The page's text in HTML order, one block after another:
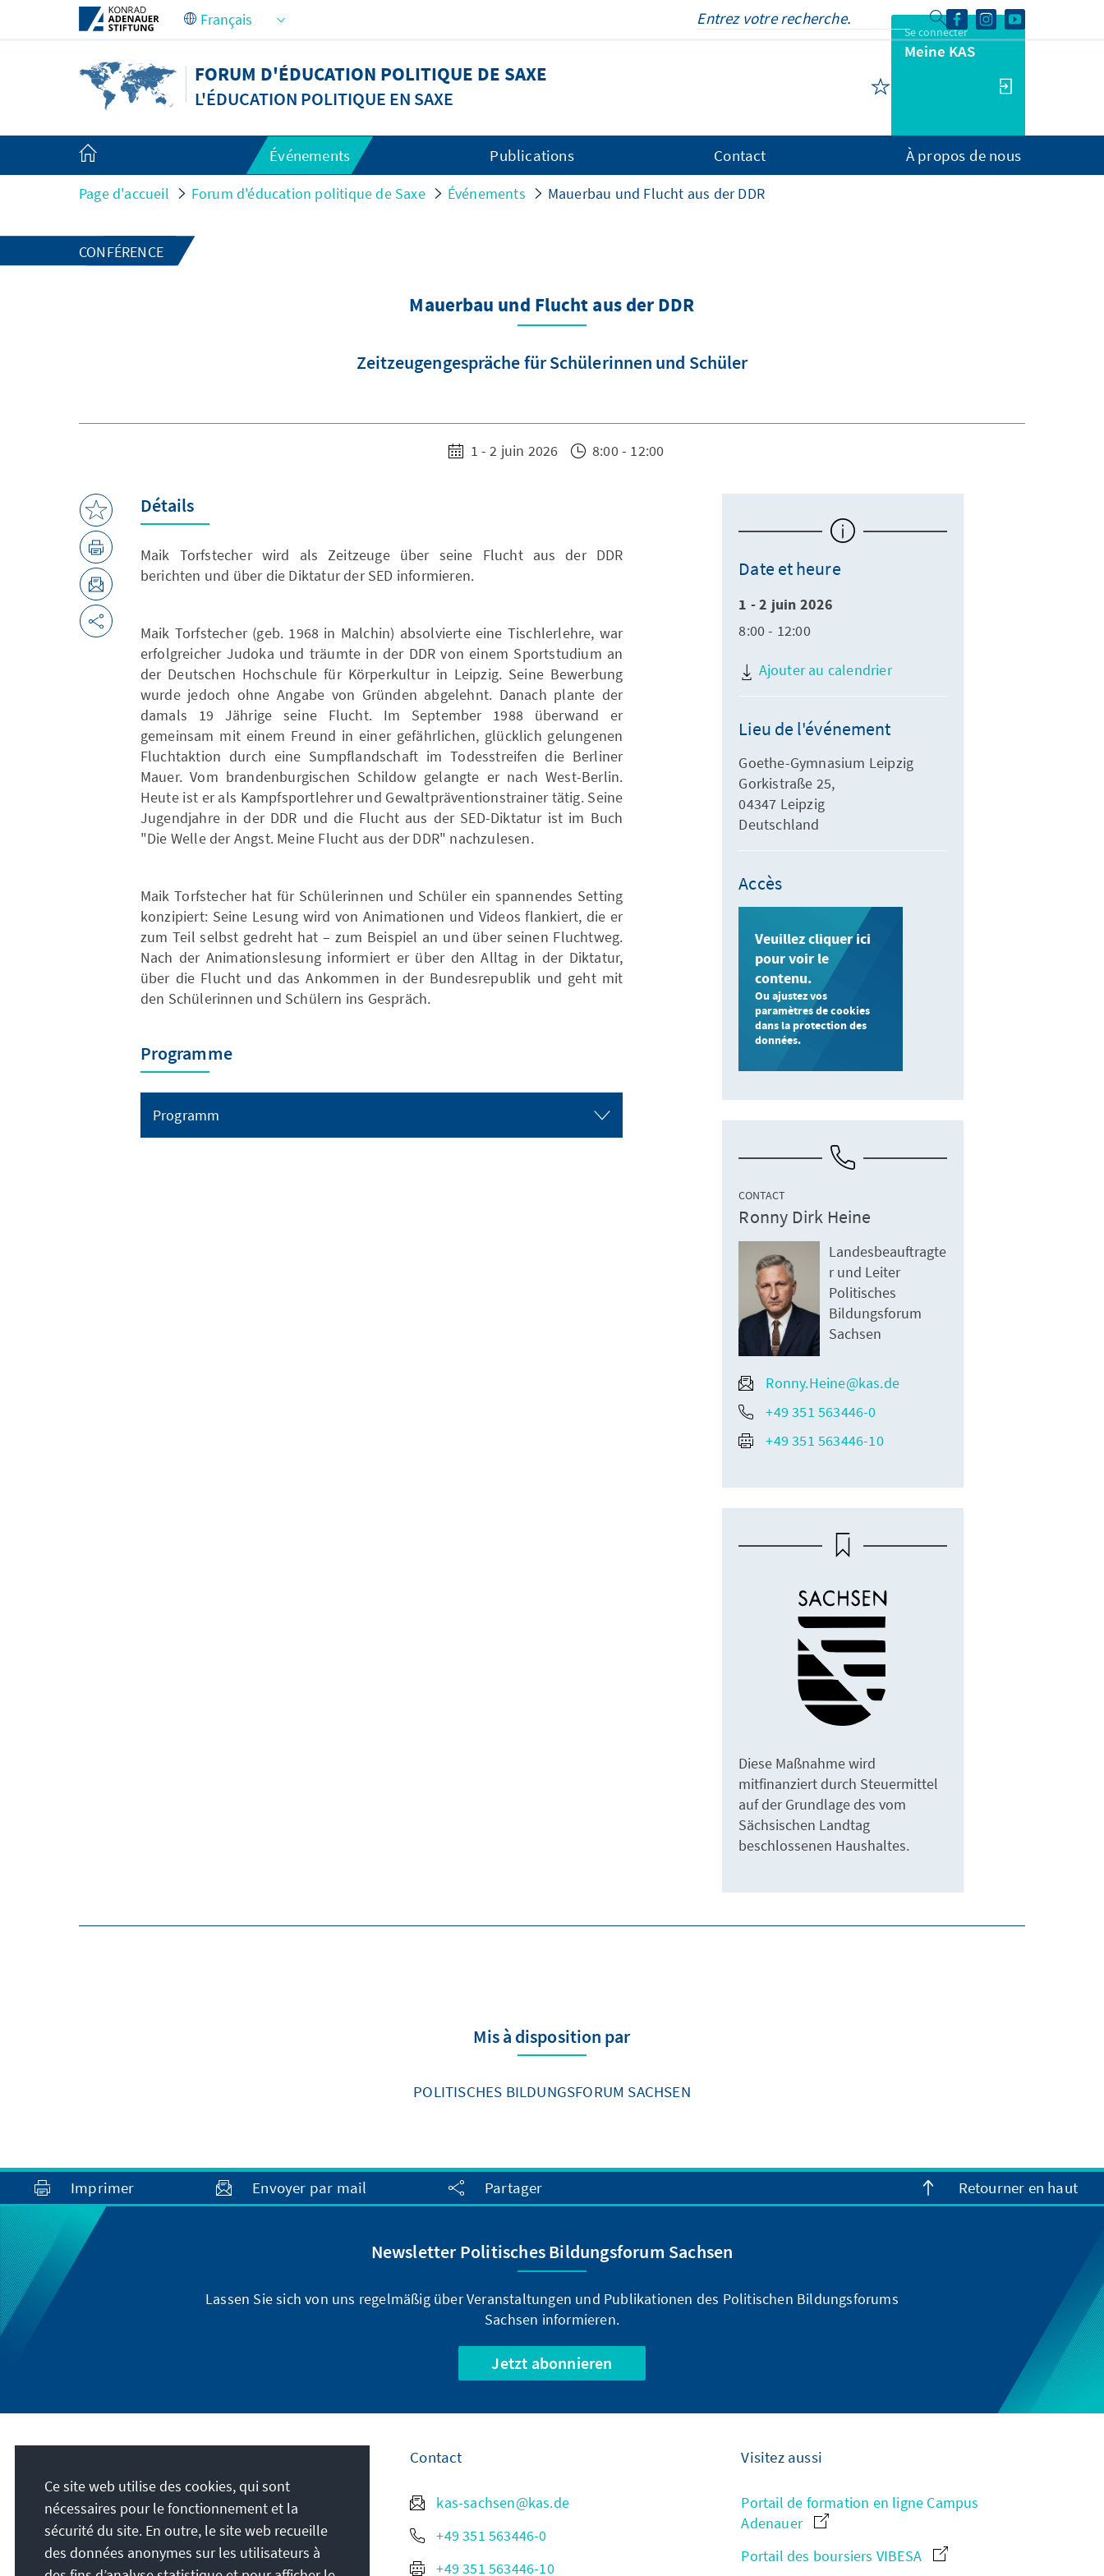
Saut au contenu principal
FORUM D'ÉDUCATION POLITIQUE DE SAXE
L'ÉDUCATION POLITIQUE EN SAXE
Se connecter
Meine KAS
Événements Publications Contact À propos de nous
Page d'accueil Forum d'éducation politique de Saxe Événements Mauerbau und Flucht aus der DDR
CONFÉRENCE
Mauerbau und Flucht aus der DDR
Zeitzeugengespräche für Schülerinnen und Schüler
1 - 2 juin 2026 8:00 - 12:00
Détails
Maik Torfstecher wird als Zeitzeuge über seine Flucht aus der DDR
berichten und über die Diktatur der SED informieren.
Maik Torfstecher (geb. 1968 in Malchin) absolvierte eine Tischlerlehre, war
erfolgreicher Judoka und träumte in der DDR von einem Sportstudium an
der Deutschen Hochschule für Körperkultur in Leipzig. Seine Bewerbung
wurde jedoch ohne Angabe von Gründen abgelehnt. Danach plante der
damals 19 Jährige seine Flucht. Im September 1988 überwand er
gemeinsam mit einem Freund in einer gefährlichen, glücklich gelungenen
Fluchtaktion durch eine Sumpflandschaft im Todesstreifen die Berliner
Mauer. Vom brandenburgischen Schildow gelangte er nach West-Berlin.
Heute ist er als Kampfsportlehrer und Gewaltpräventionstrainer tätig. Seine
Jugendjahre in der DDR und die Flucht aus der SED-Diktatur ist im Buch
"Die Welle der Angst. Meine Flucht aus der DDR" nachzulesen.
Maik Torfstecher hat für Schülerinnen und Schüler ein spannendes Setting
konzipiert: Seine Lesung wird von Animationen und Videos flankiert, die er
zum Teil selbst gedreht hat – zum Beispiel an und über seinen Fluchtweg.
Nach der Animationslesung informiert er über den Alltag in der Diktatur,
über die Flucht und das Ankommen in der Bundesrepublik und geht mit
den Schülerinnen und Schülern ins Gespräch.
Programme
Programm
Date et heure
1 - 2 juin 2026
8:00 - 12:00
Ajouter au calendrier
Lieu de l'événement
Goethe-Gymnasium Leipzig
Gorkistraße 25,
04347 Leipzig
Deutschland
Accès
Veuillez cliquer ici
pour voir le
contenu.
Ou ajustez vos
paramètres de cookies
dans la protection des
données.
CONTACT
Ronny Dirk Heine
Landesbeauftragte
r und Leiter
Politisches
Bildungsforum
Sachsen
Ronny.Heine@kas.de
+49 351 563446-0
+49 351 563446-10
Diese Maßnahme wird
mitfinanziert durch Steuermittel
auf der Grundlage des vom
Sächsischen Landtag
beschlossenen Haushaltes.
Mis à disposition par
POLITISCHES BILDUNGSFORUM SACHSEN
Imprimer Envoyer par mail Partager Retourner en haut
Newsletter Politisches Bildungsforum Sachsen
Lassen Sie sich von uns regelmäßig über Veranstaltungen und Publikationen des Politischen Bildungsforums
Sachsen informieren.
Jetzt abonnieren
Konrad-Adenauer-Stiftung e.V.
Forum d'éducation politique de Saxe
Königstraße 23
01097Dresde
Contact
kas-sachsen@kas.de
+49 351 563446-0
+49 351 563446-10
Visitez aussi
Portail de formation en ligne Campus
Adenauer
Portail des boursiers VIBESA
Ce site web utilise des cookies, qui sont
nécessaires pour le fonctionnement et la
sécurité du site. En outre, le site web recueille
des données anonymes sur les utilisateurs à